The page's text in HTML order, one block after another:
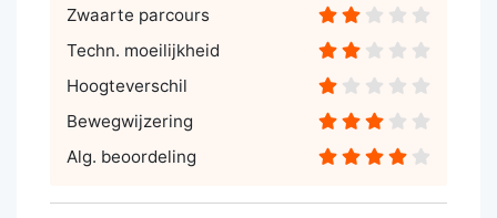
Zwaarte parcours
Techn. moeilijkheid
Hoogteverschil
Bewegwijzering
Alg. beoordeling